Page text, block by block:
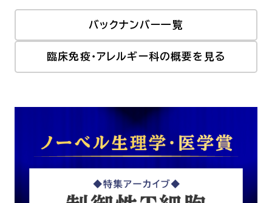
バックナンバー一覧
臨床免疫・アレルギー科の概要を見る